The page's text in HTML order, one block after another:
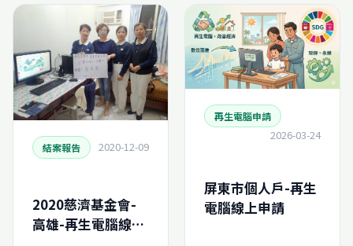
結案報告 2020-12-09
2020慈濟基金會-
高雄-再生電腦線上
再生電腦申請
2026-03-24
屏東市個人戶-再生
電腦線上申請